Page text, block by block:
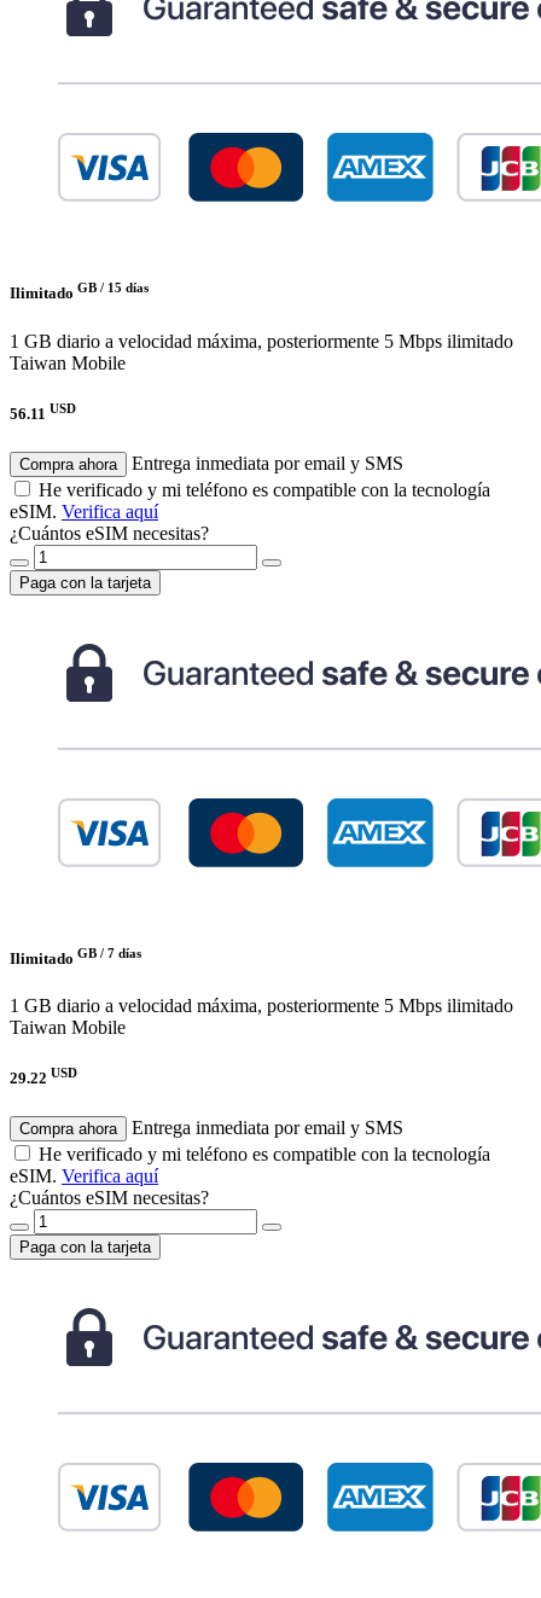
Ilimitado GB / 15 días
1 GB diario a velocidad máxima, posteriormente 5 Mbps ilimitado
Taiwan Mobile
56.11 USD
Compra ahora
Entrega inmediata por email y SMS
He verificado y mi teléfono es compatible con la tecnología
eSIM. Verifica aquí
¿Cuántos eSIM necesitas?
Paga con la tarjeta
Ilimitado GB / 7 días
1 GB diario a velocidad máxima, posteriormente 5 Mbps ilimitado
Taiwan Mobile
29.22 USD
Compra ahora
Entrega inmediata por email y SMS
He verificado y mi teléfono es compatible con la tecnología
eSIM. Verifica aquí
¿Cuántos eSIM necesitas?
Paga con la tarjeta